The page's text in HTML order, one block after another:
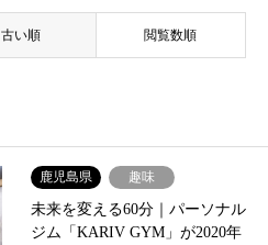
古い順 閲覧数順
鹿児島県 趣味
未来を変える60分｜パーソナル
ジム「KARIV GYM」が2020年